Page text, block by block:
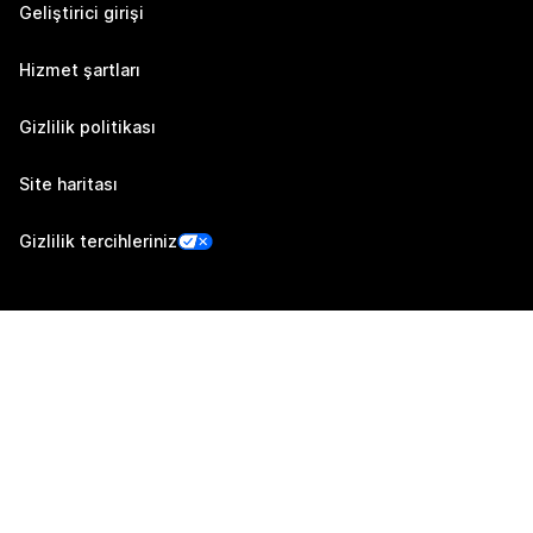
Geliştirici girişi
Hizmet şartları
Gizlilik politikası
Site haritası
Gizlilik tercihleriniz